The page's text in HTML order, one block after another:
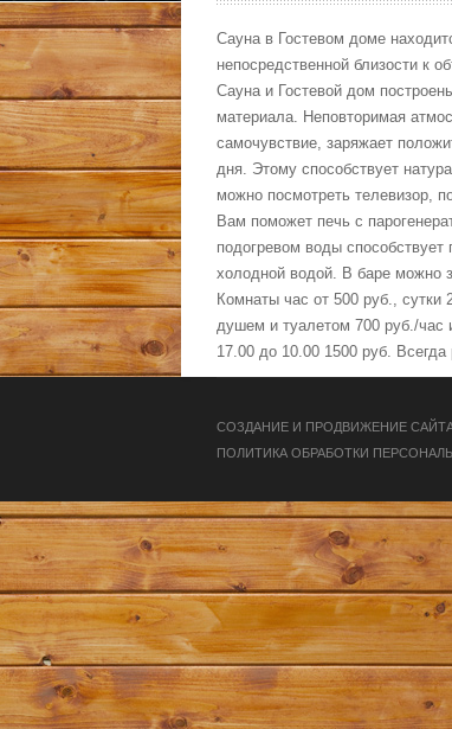
Сауна в Гостевом доме
непосредственной близости к
Сауна и Гостевой дом
материала. Неповторимая
самочувствие, заряжает
дня. Этому способствует
можно посмотреть телевизор,
Вам поможет печь с
подогревом воды
холодной водой. В баре можно
Комнаты час от 500 руб.,
душем и туалетом 700 руб./час
17.00 до 10.00 1500 руб.
CОЗДАНИЕ И ПРОДВИЖЕНИЕ
ПОЛИТИКА ОБРАБОТКИ